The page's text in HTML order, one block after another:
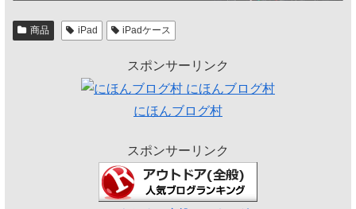
商品 iPad iPadケース
スポンサーリンク
にほんブログ村
スポンサーリンク